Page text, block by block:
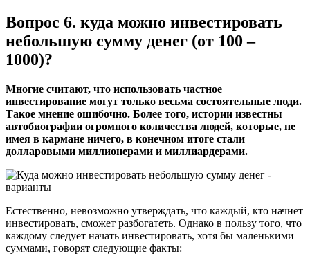
Вопрос 6. куда можно инвестировать
небольшую сумму денег (от 100 –
1000)?
Многие считают, что использовать частное
инвестирование могут только весьма состоятельные люди.
Такое мнение ошибочно. Более того, истории известны
автобиографии огромного количества людей, которые, не
имея в кармане ничего, в конечном итоге стали
долларовыми миллионерами и миллиардерами.
Естественно, невозможно утверждать, что каждый, кто начнет
инвестировать, сможет разбогатеть. Однако в пользу того, что
каждому следует начать инвестировать, хотя бы маленькими
суммами, говорят следующие факты: